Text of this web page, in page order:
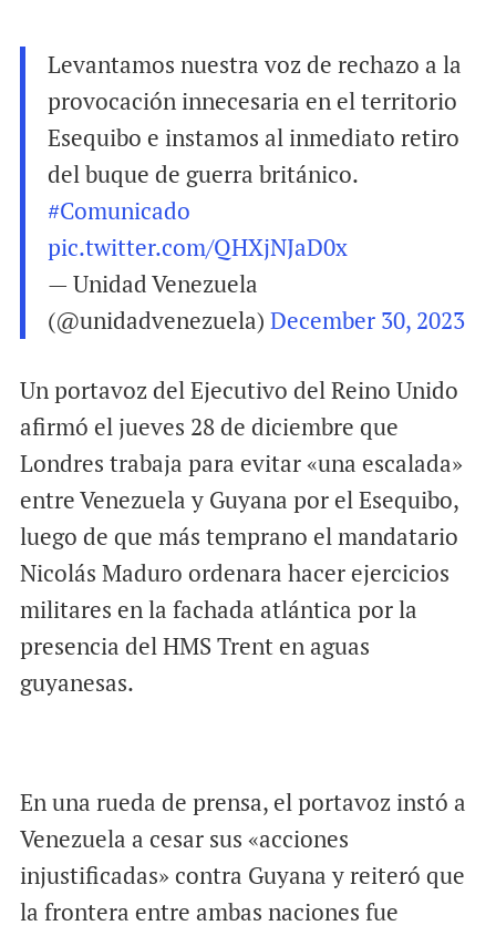
Levantamos nuestra voz de rechazo a la
provocación innecesaria en el territorio
Esequibo e instamos al inmediato retiro
del buque de guerra británico.
#Comunicado
pic.twitter.com/QHXjNJaD0x
— Unidad Venezuela
(@unidadvenezuela) December 30, 2023
Un portavoz del Ejecutivo del Reino Unido
afirmó el jueves 28 de diciembre que
Londres trabaja para evitar «una escalada»
entre Venezuela y Guyana por el Esequibo,
luego de que más temprano el mandatario
Nicolás Maduro ordenara hacer ejercicios
militares en la fachada atlántica por la
presencia del HMS Trent en aguas
guyanesas.
En una rueda de prensa, el portavoz instó a
Venezuela a cesar sus «acciones
injustificadas» contra Guyana y reiteró que
la frontera entre ambas naciones fue